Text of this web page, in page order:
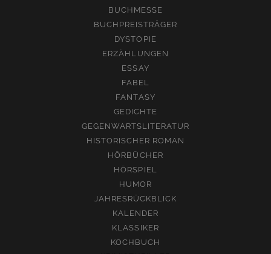
BUCHMESSE
BUCHPREISTRÄGER
DYSTOPIE
ERZÄHLUNGEN
ESSAY
FABEL
FANTASY
GEDICHTE
GEGENWARTSLITERATUR
HISTORISCHER ROMAN
HÖRBÜCHER
HÖRSPIEL
HUMOR
JAHRESRÜCKBLICK
KALENDER
KLASSIKER
KOCHBUCH